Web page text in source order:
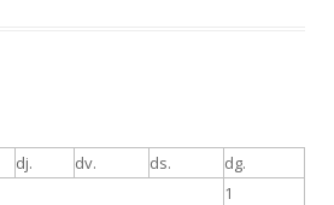
dj. dv. ds. dg.
1